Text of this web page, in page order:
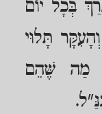
בְּכָל יוֹם
תָּלוּי
מַה שֶּׁהֵם